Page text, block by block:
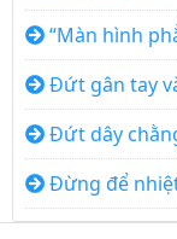
“Màn hình
Đứt gân tay
Đứt dây
Đừng để